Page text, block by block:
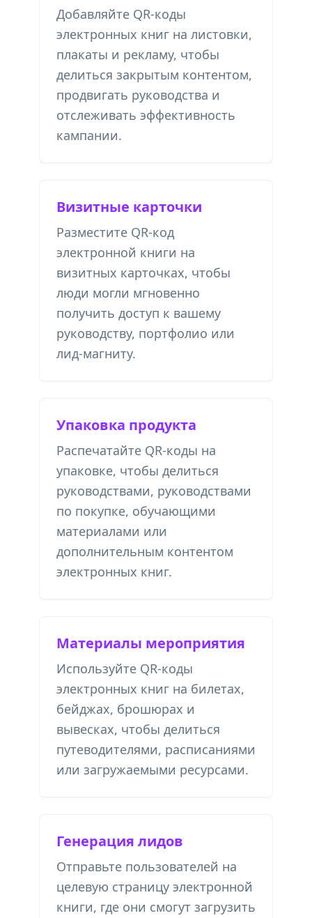
Добавляйте QR-коды
электронных книг на листовки,
плакаты и рекламу, чтобы
делиться закрытым контентом,
продвигать руководства и
отслеживать эффективность
кампании.
Визитные карточки
Разместите QR-код
электронной книги на
визитных карточках, чтобы
люди могли мгновенно
получить доступ к вашему
руководству, портфолио или
лид-магниту.
Упаковка продукта
Распечатайте QR-коды на
упаковке, чтобы делиться
руководствами, руководствами
по покупке, обучающими
материалами или
дополнительным контентом
электронных книг.
Материалы мероприятия
Используйте QR-коды
электронных книг на билетах,
бейджах, брошюрах и
вывесках, чтобы делиться
путеводителями, расписаниями
или загружаемыми ресурсами.
Генерация лидов
Отправьте пользователей на
целевую страницу электронной
книги, где они смогут загрузить